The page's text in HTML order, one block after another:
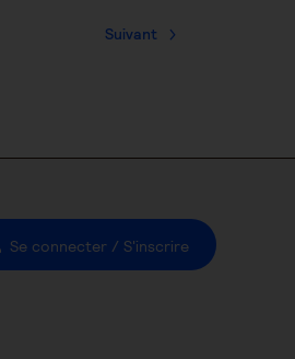
Suivant
Se connecter / S'inscrire